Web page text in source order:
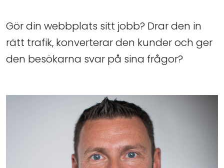
Gör din webbplats sitt jobb? Drar den in
rätt trafik, konverterar den kunder och ger
den besökarna svar på sina frågor?